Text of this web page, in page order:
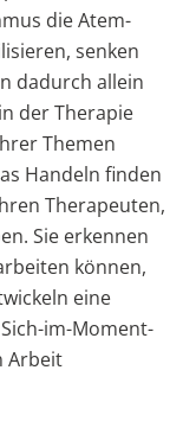
die Atem-
senken
dadurch allein
der Therapie
Themen
Handeln finden
Therapeuten,
Sie erkennen
können,
eine
im-Moment-
Arbeit